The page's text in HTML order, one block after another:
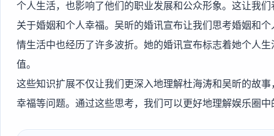
个人生活，也影响了他们的职业发展和公众形象。这让我
关于婚姻和个人幸福。吴昕的婚讯宣布让我们思考婚姻和
情生活中也经历了许多波折。她的婚讯宣布标志着她个人
值。
这些知识扩展不仅让我们更深入地理解杜海涛和吴昕的故
幸福等问题。通过这些思考，我们可以更好地理解娱乐圈